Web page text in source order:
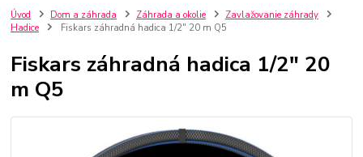
Úvod Dom a záhrada Záhrada a okolie
Zavlažovanie záhrady
Hadice
Fiskars záhradná hadica 1/2" 20 m Q5
Fiskars záhradná hadica 1/2" 20
m Q5